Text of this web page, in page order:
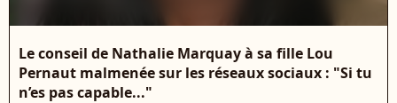
Le conseil de Nathalie Marquay à sa fille Lou
Pernaut malmenée sur les réseaux sociaux : "Si tu
n’es pas capable..."